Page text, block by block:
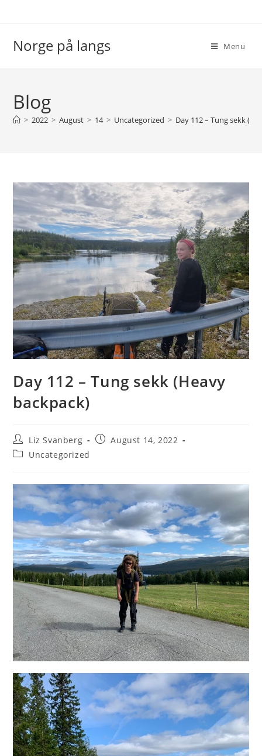
Norge på langs Menu
Blog
> 2022 > August > 14 > Uncategorized > Day 112 – Tung sekk
Day 112 – Tung sekk (Heavy
backpack)
Post
author:
Liz Svanberg
PostAugust 14, 2022
PostUncategorized